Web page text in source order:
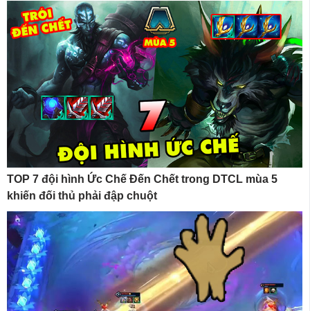
TOP 7 đội hình Ức Chế Đến Chết trong DTCL mùa 5
khiến đối thủ phải đập chuột